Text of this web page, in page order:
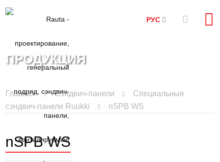
РУС
ПРОДУКЦИЯ
Главная Сэндвич-панели
Специальные
сэндвич-панели Ruukki
nSPB WS
nSPB WS